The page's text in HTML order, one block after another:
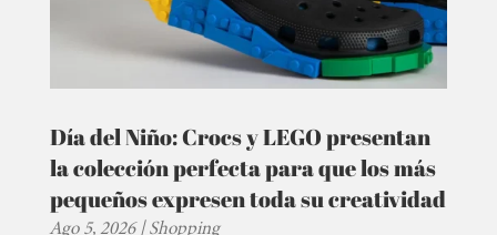
Día del Niño: Crocs y LEGO presentan
la colección perfecta para que los más
pequeños expresen toda su creatividad
Ago 5, 2026|Shopping